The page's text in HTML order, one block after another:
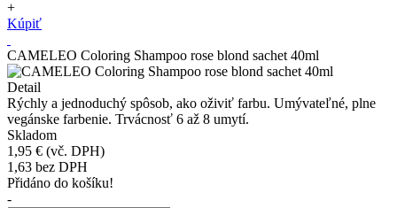
+
Kúpiť
CAMELEO Coloring Shampoo rose blond sachet 40ml
Detail
Rýchly a jednoduchý spôsob, ako oživiť farbu. Umývateľné, plne
vegánske farbenie. Trvácnosť 6 až 8 umytí.
Skladom
1,95 € (vč. DPH)
1,63 bez DPH
Přidáno do košíku!
-